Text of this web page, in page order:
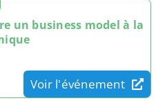
un business model à la
Voir l'événement